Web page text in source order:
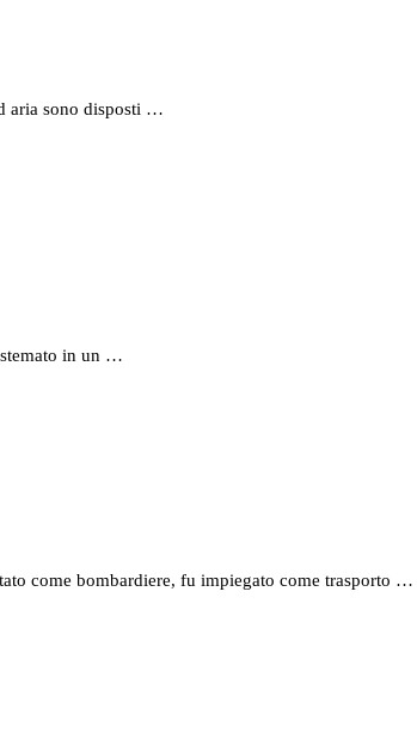
aria sono disposti …
in un …
come bombardiere, fu impiegato come trasporto …